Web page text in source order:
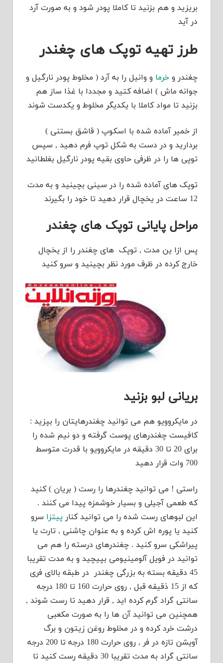
بریزید و هم بزنید تا کاملا پودر شود و به صورت آرد
در آید
طرز تهیه توپک های چغندر
چغندر و خرما و وانیل را به آرد ( مخلوط پودر نارگیل و
جوانه ماش ) اضافه کتید و مجددا با غذا ساز هم
بزنید تا مواد کاملا با یکدیگر مخلوط و یکدست شوند
از خمیر آماده شده با اسکوپ ( قاشق بستنی )
بردارید و در دست به شکل توپ فرم دهید , سپس
توپی ها را در ظرفی حاوی بقیه پودر نارگیل بغلطانید
توپک های آماده شده را در سینی بچینید و به مدت
12 ساعت در یخچال قرار دهید تا خود را بگیرند
مراحل پایانی توپک های چغندر
پس ازا ین مدت , توپک های چغندر را از یخچال
خارج کرده در ظرف مورد نظر بچینید و سرو کنید
بریانی لبو بزنید
در مایکروویو هم می توانید چغندرهایتان را بپزید :
کافیست چغندرهای پوست گرفته و دو نیم شده را
برای 20 تا 30 دقیقه در مایکروویو با قدرت متوسط
700 وات قرار دهید
راستی ! می توانید چغندرها را رست ( بریان ) کنید
که طعمی آجیلی و بسیار خوشمزه پیدا می کنند .
این لبوهای رست شده را می توانید کنار پیتزا سرو
کنید یا پوره اش کرده و به عنوان چاشنی , تارت یا
پیراشکی سرو کنید . چغندرهای درسته را هم می
توانید در فویل آلومینیومی بپیچید و به مدت تقریبا
45 دقیقه بسته به بزرگی چغندر در طبقه بالای فری
که از 15 ذقیقه قبل , روی حرارت 160 تا 180 درجه
سانتی گراد گرم کرده اید , قرار دهید تا رست شوند ,
همچنین می توانید آن ها را به صورت مکعبی
درشت خرد کرده و در مخلوط روغن زیتون و برگ
آویشن تازه در فر , روی حرارت 180 درجه تا 200 درجه
سانتی گراد به مدت تقریبا 30 دقیقه رست کنید تا